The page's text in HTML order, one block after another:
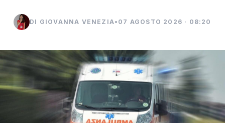
DI GIOVANNA VENEZIA• 07 AGOSTO 2026 · 08:20